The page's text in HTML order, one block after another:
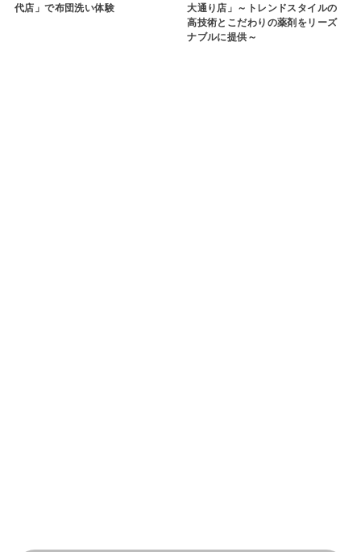
代店」で布団洗い体験
大通り店」～トレンドスタイルの
高技術とこだわりの薬剤をリーズ
ナブルに提供～